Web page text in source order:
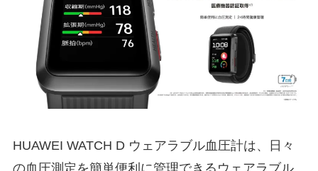
HUAWEI WATCH D ウェアラブル血圧計は、日々
の血圧測定を簡単便利に管理できるウェアラブル